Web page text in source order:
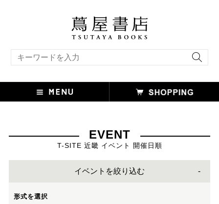
EVENT
T-SITE 近畿 イベント 開催日順
イベントを絞り込む
形式を選択